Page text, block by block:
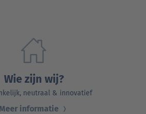
Wie zijn wij?
neutraal & innovatief
Meer informatie